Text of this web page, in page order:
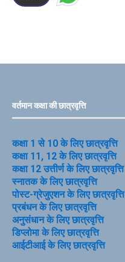
वर्तमान कक्षा की छात्रवृत्ति
कक्षा 1 से 10 के लिए छात्रवृत्ति
कक्षा 11, 12 के लिए छात्रवृत्ति
कक्षा 12 उत्तीर्ण के लिए छात्रवृत्ति
स्नातक के लिए छात्रवृत्ति
पोस्ट-ग्रेजुएशन के लिए छात्रवृत्ति
प्रबंधन के लिए छात्रवृत्ति
अनुसंधान के लिए छात्रवृत्ति
डिप्लोमा के लिए छात्रवृत्ति
आईटीआई के लिए छात्रवृत्ति